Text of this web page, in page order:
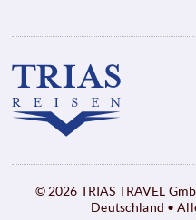
© 2026 TRIAS TRAVEL
Deutschland •